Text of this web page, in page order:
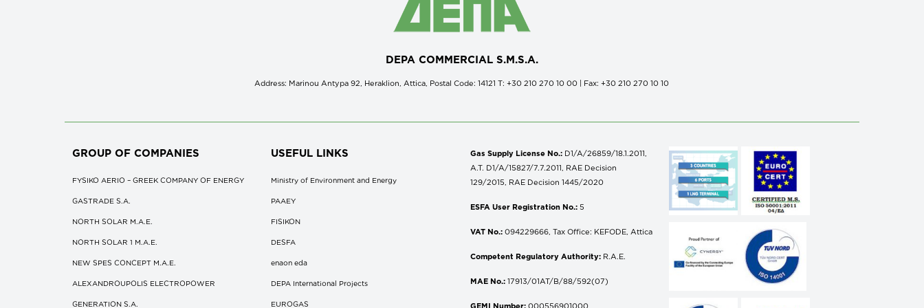
DEPA COMMERCIAL S.M.S.A.
Address: Marinou Antypa 92, Heraklion, Attica, Postal Code: 14121 Τ: +30 210 270 10 00 | Fax: +30 210 270 10 10
GROUP OF COMPANIES
FYSIKO AERIO – GREEK COMPANY OF ENERGY
GASTRADE S.A.
NORTH SOLAR M.Α.Ε.
NORTH SOLAR 1 M.Α.Ε.
NEW SPES CONCEPT Μ.Α.Ε.
ALEXANDROUPOLIS ELECTROPOWER
GENERATION S.A.
USEFUL LINKS
Ministry of Environment and Energy
ΡΑΑΕΥ
FISIKON
DESFA
enaon eda
DEPA International Projects
EUROGAS
Gas Supply License No.:D1/A/26859/18.1.2011,
A.T. D1/A/15827/7.7.2011, RAE Decision
129/2015, RAE Decision 1445/2020
ESFA User Registration No.:5
VAT No.:094229666, Tax Office: KEFODE, Attica
Competent Regulatory Authority: R.A.E.
MAE No.:17913/01AT/B/88/592(07)
GEMI Number: 000556901000